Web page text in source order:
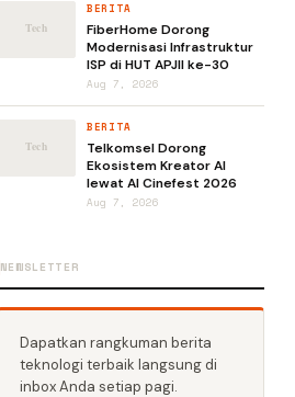
BERITA
FiberHome Dorong
Modernisasi Infrastruktur
ISP di HUT APJII ke-30
Aug 7, 2026
BERITA
Telkomsel Dorong
Ekosistem Kreator AI
lewat AI Cinefest 2026
Aug 7, 2026
NEWSLETTER
Dapatkan rangkuman berita
teknologi terbaik langsung di
inbox Anda setiap pagi.